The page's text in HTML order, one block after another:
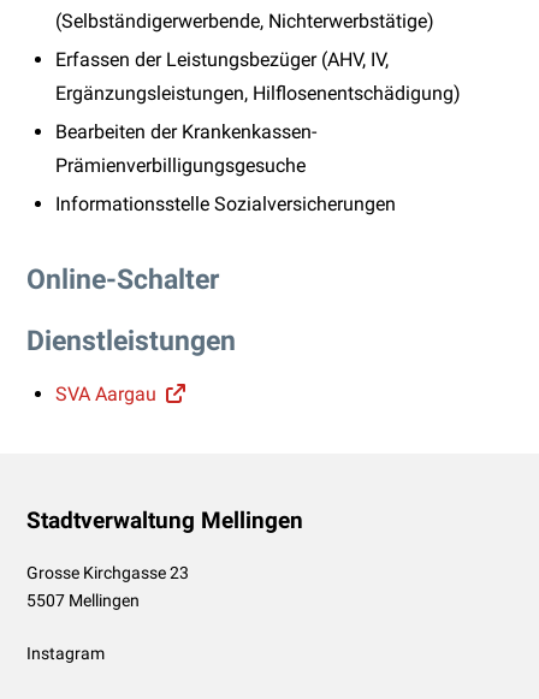
(Selbständigerwerbende, Nichterwerbstätige)
Erfassen der Leistungsbezüger (AHV, IV,
Ergänzungsleistungen, Hilflosenentschädigung)
Bearbeiten der Krankenkassen-
Prämienverbilligungsgesuche
Informationsstelle Sozialversicherungen
Online-Schalter
Dienstleistungen
SVA Aargau
Footer
Stadtverwaltung Mellingen
Grosse Kirchgasse 23
5507 Mellingen
Instagram